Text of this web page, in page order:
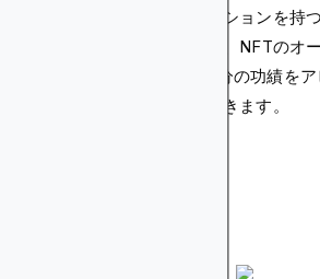
ストまで、さまざまなミッションを持
トがあります。ユーザーは、NFTのオ
Discordでの役割など、自分の功績を
アイデンティティを構築できます。